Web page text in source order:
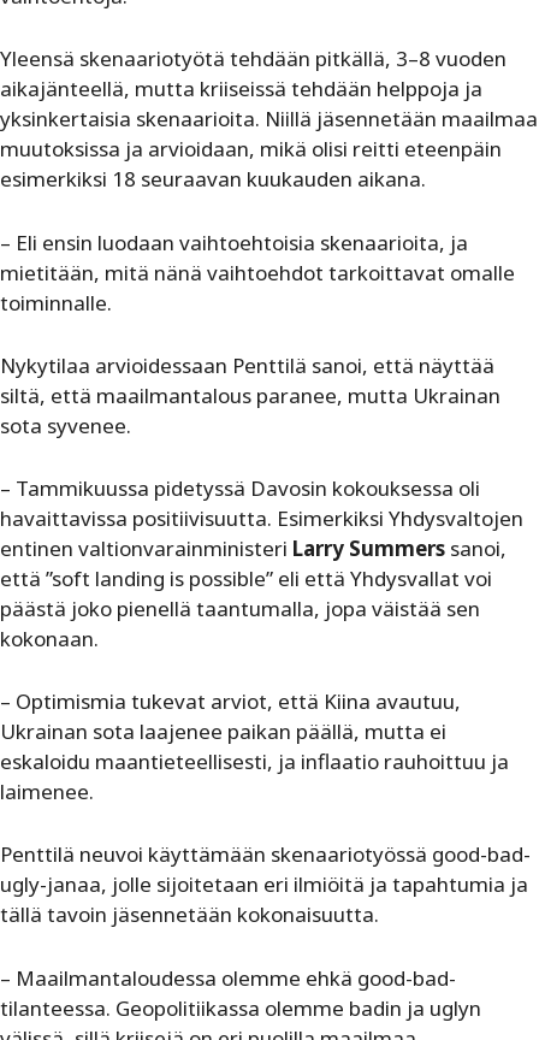
Yleensä skenaariotyötä tehdään pitkällä, 3–8 vuoden
aikajänteellä, mutta kriiseissä tehdään helppoja ja
yksinkertaisia skenaarioita. Niillä jäsennetään maailmaa
muutoksissa ja arvioidaan, mikä olisi reitti eteenpäin
esimerkiksi 18 seuraavan kuukauden aikana.
– Eli ensin luodaan vaihtoehtoisia skenaarioita, ja
mietitään, mitä nänä vaihtoehdot tarkoittavat omalle
toiminnalle.
Nykytilaa arvioidessaan Penttilä sanoi, että näyttää
siltä, että maailmantalous paranee, mutta Ukrainan
sota syvenee.
– Tammikuussa pidetyssä Davosin kokouksessa oli
havaittavissa positiivisuutta. Esimerkiksi Yhdysvaltojen
entinen valtionvarainministeri Larry Summers sanoi,
että ”soft landing is possible” eli että Yhdysvallat voi
päästä joko pienellä taantumalla, jopa väistää sen
kokonaan.
– Optimismia tukevat arviot, että Kiina avautuu,
Ukrainan sota laajenee paikan päällä, mutta ei
eskaloidu maantieteellisesti, ja inflaatio rauhoittuu ja
laimenee.
Penttilä neuvoi käyttämään skenaariotyössä good-bad-
ugly-janaa, jolle sijoitetaan eri ilmiöitä ja tapahtumia ja
tällä tavoin jäsennetään kokonaisuutta.
– Maailmantaloudessa olemme ehkä good-bad-
tilanteessa. Geopolitiikassa olemme badin ja uglyn